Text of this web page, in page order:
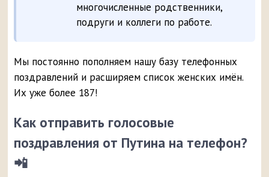
многочисленные родственники,
подруги и коллеги по работе.
Мы постоянно пополняем нашу базу телефонных
поздравлений и расширяем список женских имён.
Их уже более 187!
Как отправить голосовые
поздравления от Путина на телефон?
📲